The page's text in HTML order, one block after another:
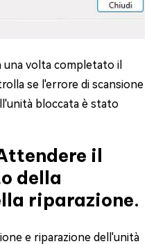
una volta completato il
se l'errore di scansione
bloccata è stato
il
della
riparazione.
e riparazione dell'unità